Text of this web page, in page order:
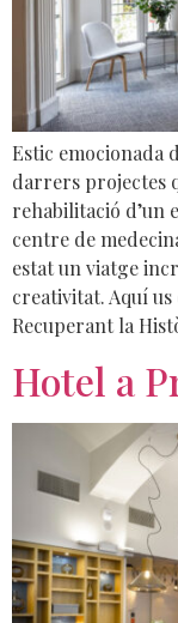
Estic emocionada
darrers projectes
rehabilitació d’un
centre de
estat un viatge
creativitat. Aquí
Recuperant la
Hotel a